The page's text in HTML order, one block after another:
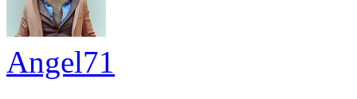
Angel71